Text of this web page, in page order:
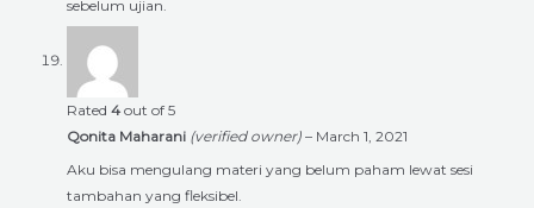
sebelum ujian.
Rated 4 out of 5
Qonita Maharani (verified owner) – March 1, 2021
Aku bisa mengulang materi yang belum paham lewat sesi
tambahan yang fleksibel.